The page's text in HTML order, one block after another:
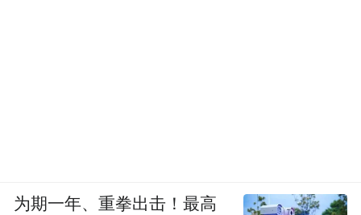
为期一年、重拳出击！最高